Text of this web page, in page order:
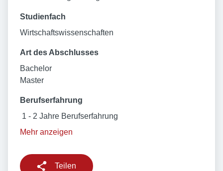
Studienfach
Wirtschaftswissenschaften
Art des Abschlusses
Bachelor
Master
Berufserfahrung
1 - 2 Jahre Berufserfahrung
Mehr anzeigen
Teilen